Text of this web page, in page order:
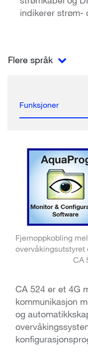
indikerer strøm-
Flere språk
Funksjoner
Fjernoppkobling
overvåkingsutstyret
CA
CA 524 er et 4G
kommunikasjon
og